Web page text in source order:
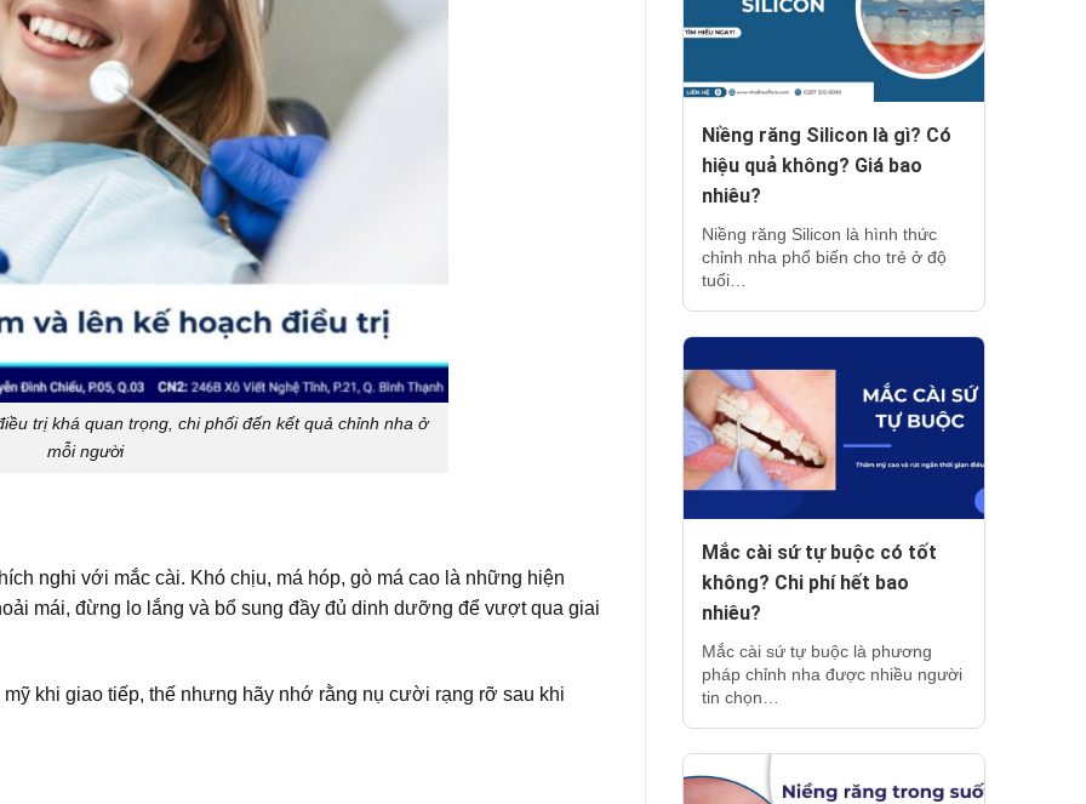
trị khá quan trọng, chi phối đến kết quả chỉnh nha ở
mỗi người
nghi với mắc cài. Khó chịu, má hóp, gò má cao là những hiện
mái, đừng lo lắng và bổ sung đầy đủ dinh dưỡng để vượt qua giai
khi giao tiếp, thế nhưng hãy nhớ rằng nụ cười rạng rỡ sau khi
Niềng răng Silicon là gì? Có
hiệu quả không? Giá bao
nhiêu?
Niềng răng Silicon là hình thức
chỉnh nha phổ biến cho trẻ ở độ
tuổi…
Mắc cài sứ tự buộc có tốt
không? Chi phí hết bao
nhiêu?
Mắc cài sứ tự buộc là phương
pháp chỉnh nha được nhiều người
tin chọn…